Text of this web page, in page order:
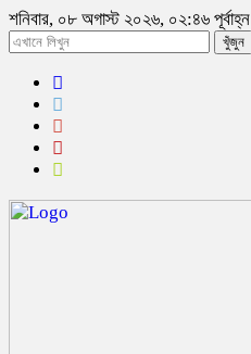
শনিবার, ০৮ অগাস্ট ২০২৬, ০২:৪৬ পূর্বাহ্ন
খুঁজুন